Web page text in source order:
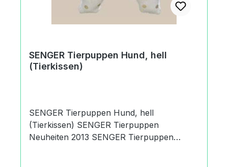
SENGER Tierpuppen Hund, hell
(Tierkissen)
SENGER Tierpuppen Hund, hell
(Tierkissen) SENGER Tierpuppen
Neuheiten 2013 SENGER Tierpuppen